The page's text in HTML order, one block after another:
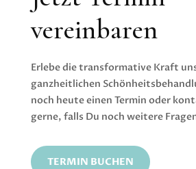
vereinbaren
Erlebe die transformative Kraft
ganzheitlichen
noch heute einen Termin oder
gerne, falls Du noch weitere
TERMIN BUCHEN